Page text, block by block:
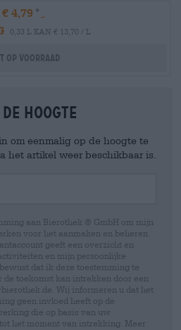
€ 4,79
0,33 L KAN € 13,70 / L
op voorraad
hoogte
om eenmalig op de hoogte te
het artikel weer beschikbaar is.
aan Bierothek ® GmbH om mijn
voor het aanmaken en beheren
geeft een overzicht en
en mijn persoonlijke
dat ik deze toestemming te
toekomst kan intrekken door een
Wij informeren u dat het
geen invloed heeft op de
die op basis van uw
het moment van intrekking. Meer